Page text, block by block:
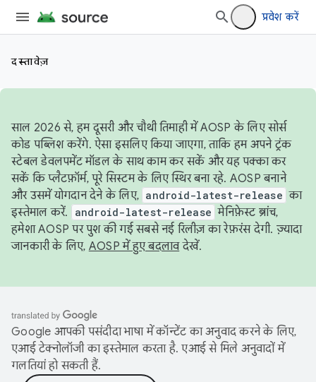
प्रवेश करें
दस्तावेज़
साल 2026 से, हम दूसरी और चौथी तिमाही में AOSP के लिए सोर्स
कोड पब्लिश करेंगे. ऐसा इसलिए किया जाएगा, ताकि हम अपने ट्रंक
स्टेबल डेवलपमेंट मॉडल के साथ काम कर सकें और यह पक्का कर
सकें कि प्लैटफ़ॉर्म, पूरे सिस्टम के लिए स्थिर बना रहे. AOSP बनाने
और उसमें योगदान देने के लिए, android-latest-release का
इस्तेमाल करें.
android-latest-release मेनिफ़ेस्ट ब्रांच,
हमेशा AOSP पर पुश की गई सबसे नई रिलीज़ का रेफ़रंस देगी. ज़्यादा
जानकारी के लिए, AOSP में हुए बदलावदेखें.
Google आपकी पसंदीदा भाषा में कॉन्टेंट का अनुवाद करने के लिए,
एआई टेक्नोलॉजी का इस्तेमाल करता है. एआई से मिले अनुवादों में
गलतियां हो सकती हैं.